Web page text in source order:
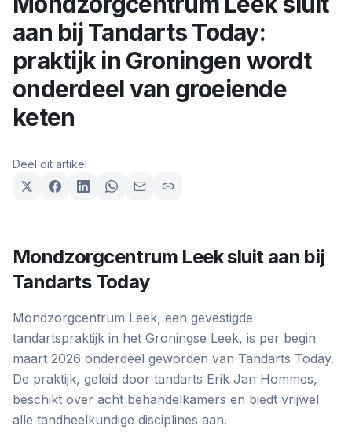
aan bij Tandarts Today:
praktijk in Groningen wordt
onderdeel van groeiende
keten
Deel dit artikel
Mondzorgcentrum Leek sluit aan bij
Tandarts Today
Mondzorgcentrum Leek, een gevestigde
tandartspraktijk in het Groningse Leek, is per begin
maart 2026 onderdeel geworden van Tandarts Today.
De praktijk, geleid door tandarts Erik Jan Hommes,
beschikt over acht behandelkamers en biedt vrijwel
alle tandheelkundige disciplines aan.